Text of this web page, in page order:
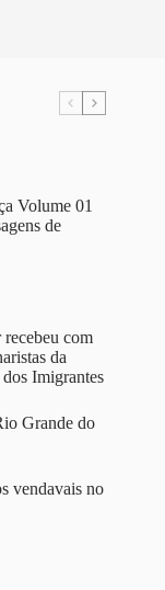
Volume 01
de
com
da
Imigrantes
Grande do
vendavais no